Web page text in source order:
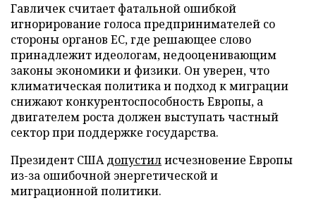
Гавличек считает фатальной ошибкой
игнорирование голоса предпринимателей со
стороны органов ЕС, где решающее слово
принадлежит идеологам, недооценивающим
законы экономики и физики. Он уверен, что
климатическая политика и подход к миграции
снижают конкурентоспособность Европы, а
двигателем роста должен выступать частный
сектор при поддержке государства.
Президент СШАдопустилисчезновение Европы
из-за ошибочной энергетической и
миграционной политики.